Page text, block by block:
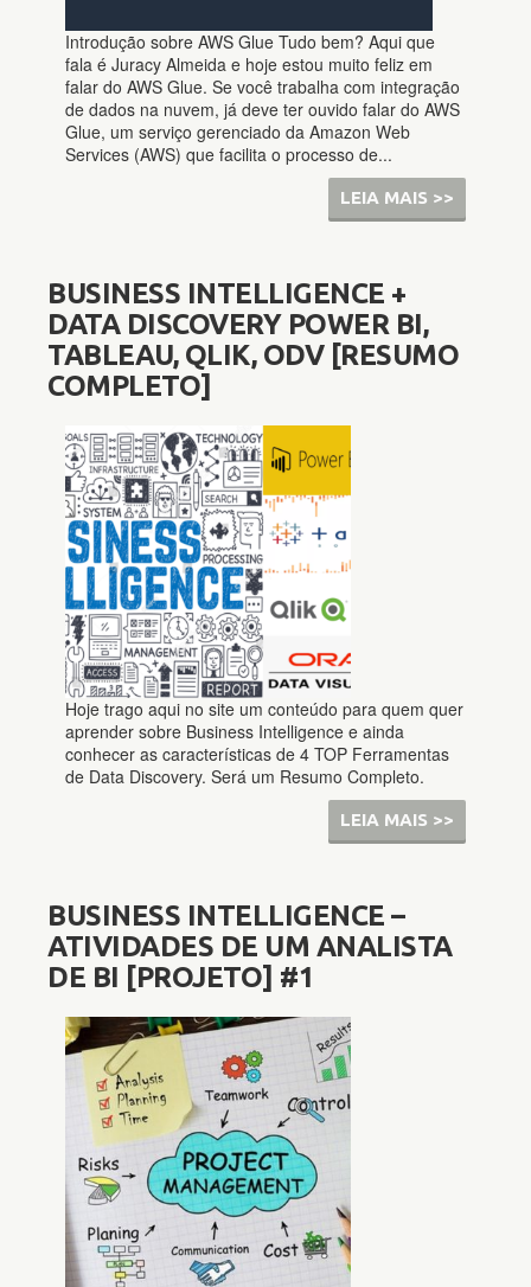
Introdução sobre AWS Glue Tudo bem? Aqui que
fala é Juracy Almeida e hoje estou muito feliz em
falar do AWS Glue. Se você trabalha com integração
de dados na nuvem, já deve ter ouvido falar do AWS
Glue, um serviço gerenciado da Amazon Web
Services (AWS) que facilita o processo de...
LEIA MAIS >>
BUSINESS INTELLIGENCE +
DATA DISCOVERY POWER BI,
TABLEAU, QLIK, ODV [RESUMO
COMPLETO]
Hoje trago aqui no site um conteúdo para quem quer
aprender sobre Business Intelligence e ainda
conhecer as características de 4 TOP Ferramentas
de Data Discovery. Será um Resumo Completo.
LEIA MAIS >>
BUSINESS INTELLIGENCE –
ATIVIDADES DE UM ANALISTA
DE BI [PROJETO] #1